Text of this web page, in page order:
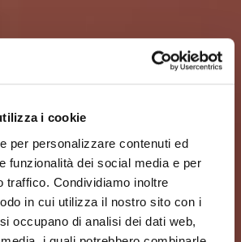
i cookie
per personalizzare contenuti ed
funzionalità dei social media e per
traffico. Condividiamo inoltre
in cui utilizza il nostro sito con i
occupano di analisi dei dati web,